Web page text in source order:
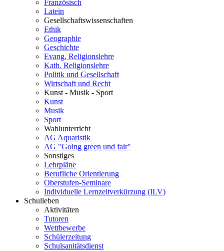
Französisch
Latein
Gesellschaftswissenschaften
Ethik
Geographie
Geschichte
Evang. Religionslehre
Kath. Religionslehre
Politik und Gesellschaft
Wirtschaft und Recht
Kunst - Musik - Sport
Kunst
Musik
Sport
Wahlunterricht
AG Aquaristik
AG "Going green und fair"
Sonstiges
Lehrpläne
Berufliche Orientierung
Oberstufen-Seminare
Individuelle Lernzeitverkürzung (ILV)
Schulleben
Aktivitäten
Tutoren
Wettbewerbe
Schülerzeitung
Schulsanitätsdienst